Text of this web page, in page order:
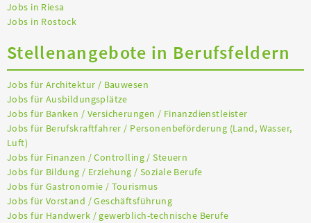
Jobs in Riesa
Jobs in Rostock
Stellenangebote in Berufsfeldern
Jobs für Architektur / Bauwesen
Jobs für Ausbildungsplätze
Jobs für Banken / Versicherungen / Finanzdienstleister
Jobs für Berufskraftfahrer / Personenbeförderung (Land, Wasser,
Luft)
Jobs für Finanzen / Controlling / Steuern
Jobs für Bildung / Erziehung / Soziale Berufe
Jobs für Gastronomie / Tourismus
Jobs für Vorstand / Geschäftsführung
Jobs für Handwerk / gewerblich-technische Berufe